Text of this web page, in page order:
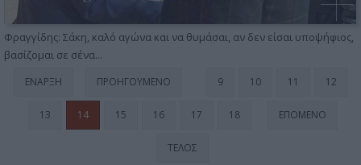
Φραγγίδης: Σάκη, καλό αγώνα και να θυμάσαι, αν δεν είσαι υποψήφιος,
βασίζομαι σε σένα...
ΈΝΑΡΞΗ ΠΡΟΗΓΟΎΜΕΝΟ 9 10 11 12
13 14 15 16 17 18 ΕΠΌΜΕΝΟ
ΤΈΛΟΣ